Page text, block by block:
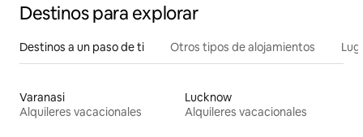
Destinos para explorar
Destinos a un paso de ti Otros tipos de alojamientos
Varanasi
Alquileres vacacionales
Lucknow
Alquileres vacacionales